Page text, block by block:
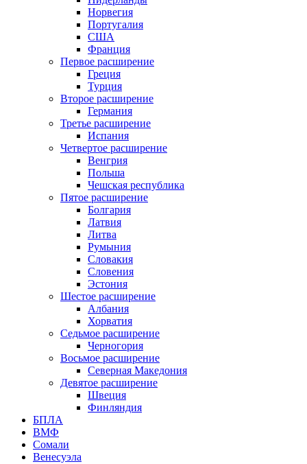
Норвегия
Португалия
США
Франция
Первое расширение
Греция
Турция
Второе расширение
Германия
Третье расширение
Испания
Четвертое расширение
Венгрия
Польша
Чешская республика
Пятое расширение
Болгария
Латвия
Литва
Румыния
Словакия
Словения
Эстония
Шестое расширение
Албания
Хорватия
Седьмое расширение
Черногория
Восьмое расширение
Северная Македония
Девятое расширение
Швеция
Финляндия
БПЛА
ВМФ
Сомали
Венесуэла